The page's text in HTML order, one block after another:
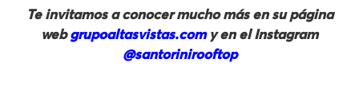
Te invitamos a conocer mucho más en su página
webgrupoaltasvistas.comy en el Instagram
@santorinirooftop